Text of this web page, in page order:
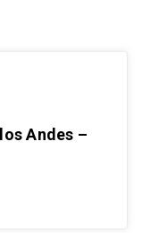
Andes –